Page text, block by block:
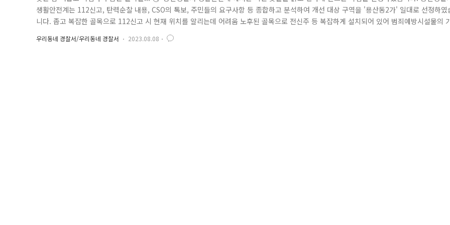
생활안전계는 112신고, 탄력순찰 내용, CSO의 톡보, 주민들의 요구사항 등 종합하고 분석하여 개선 대상 구역을 '용산동2가' 일대로 선정하였
니다. 좁고 복잡한 골목으로 112신고 시 현재 위치를 알리는데 어려움 노후된 골목으로 전신주 등 복잡하게 설치되어 있어 범죄예방시설물의
시성 떨어짐 주거 밀집 지역으로, 평알 심야 시간 대 통행량이 적어 주변 자연적 감시 장치 필요 해방촌 등 관광구역의 주변으로, 주말 등 휴일
심야 시간 대 외부인의 유입이 많아 소음,무단투기 등 민원 다발 구역 이 골목이 이렇게 바뀌었습니다! 복잡한 골목에서 긴급 상황 발생 시 현 ..
우리동네 경찰서/우리동네 경찰서 2023.08.08